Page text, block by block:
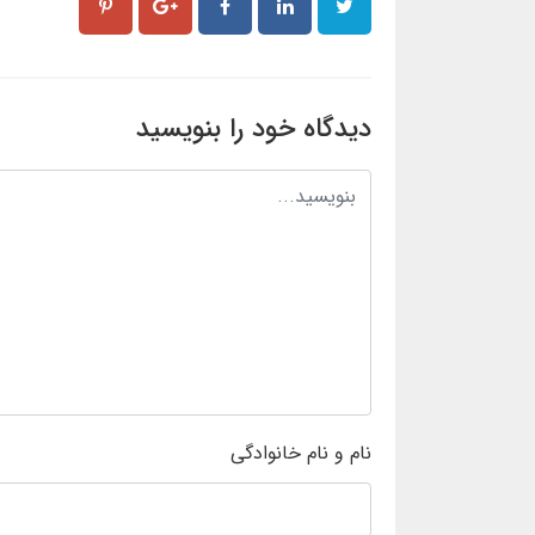
دیدگاه خود را بنویسید
نام و نام خانوادگی